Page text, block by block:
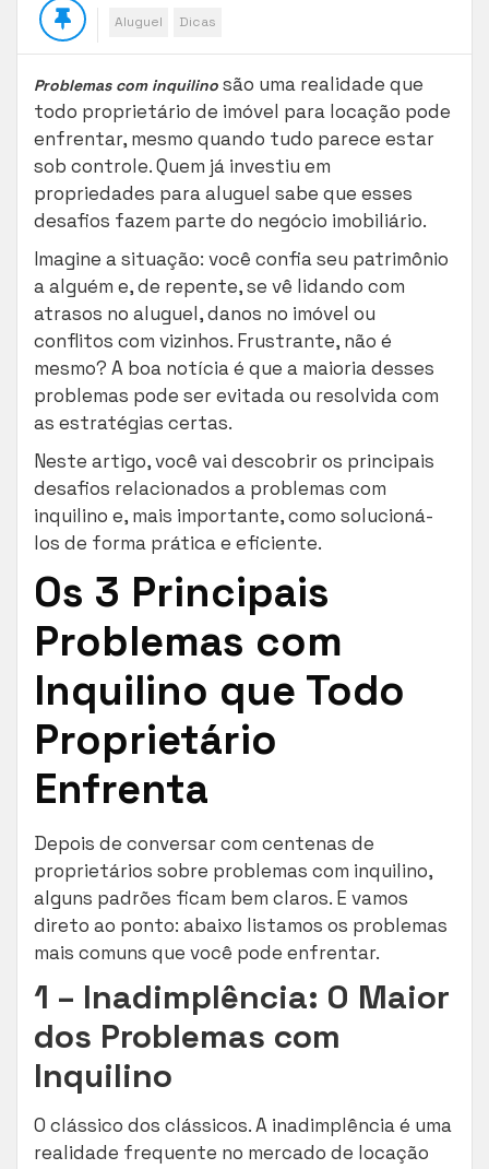
Aluguel Dicas
Problemas com inquilino são uma realidade que
todo proprietário de imóvel para locação pode
enfrentar, mesmo quando tudo parece estar
sob controle. Quem já investiu em
propriedades para aluguel sabe que esses
desafios fazem parte do negócio imobiliário.
Imagine a situação: você confia seu patrimônio
a alguém e, de repente, se vê lidando com
atrasos no aluguel, danos no imóvel ou
conflitos com vizinhos. Frustrante, não é
mesmo? A boa notícia é que a maioria desses
problemas pode ser evitada ou resolvida com
as estratégias certas.
Neste artigo, você vai descobrir os principais
desafios relacionados a problemas com
inquilino e, mais importante, como solucioná-
los de forma prática e eficiente.
Os 3 Principais
Problemas com
Inquilino que Todo
Proprietário
Enfrenta
Depois de conversar com centenas de
proprietários sobre problemas com inquilino,
alguns padrões ficam bem claros. E vamos
direto ao ponto: abaixo listamos os problemas
mais comuns que você pode enfrentar.
1 – Inadimplência: O Maior
dos Problemas com
Inquilino
O clássico dos clássicos. A inadimplência é uma
realidade frequente no mercado de locação